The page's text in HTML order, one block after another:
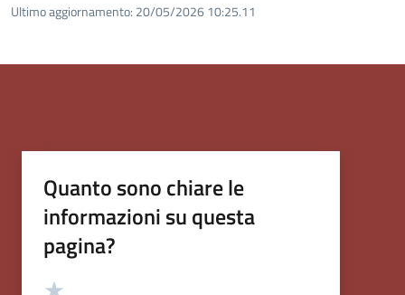
Ultimo aggiornamento: 20/05/2026 10:25.11
Quanto sono chiare le
informazioni su questa
pagina?
Valutazione